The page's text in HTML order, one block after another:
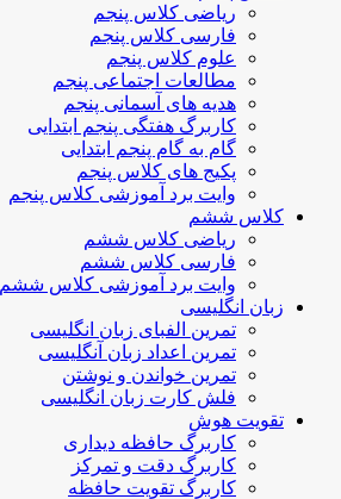
ریاضی کلاس پنجم
فارسی کلاس پنجم
علوم کلاس پنجم
مطالعات اجتماعی پنجم
هدیه های آسمانی پنجم
کاربرگ هفتگی پنجم ابتدایی
گام به گام پنجم ابتدایی
پکیج های کلاس پنجم
وایت برد آموزشی کلاس پنجم
کلاس ششم
ریاضی کلاس ششم
فارسی کلاس ششم
وایت برد آموزشی کلاس ششم
زبان انگلیسی
تمرین الفبای زبان انگلیسی
تمرین اعداد زبان آنگلیسی
تمرین خواندن و نوشتن
فلش کارت زبان انگلیسی
تقویت هوش
کاربرگ حافظه دیداری
کاربرگ دقت و تمرکز
کاربرگ تقویت حافظه